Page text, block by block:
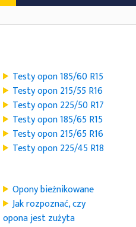
Testy opon 185/60 R15
Testy opon 215/55 R16
Testy opon 225/50 R17
Testy opon 185/65 R15
Testy opon 215/65 R16
Testy opon 225/45 R18
Opony bieżnikowane
Jak rozpoznać, czy
opona jest zużyta